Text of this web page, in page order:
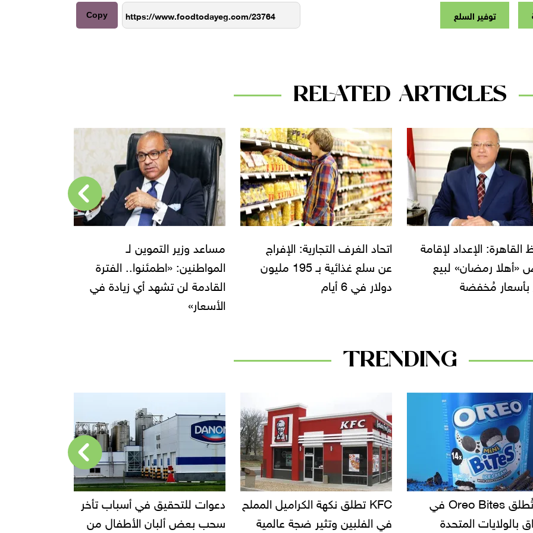
توفير السلع Copy
RELATED ARTICLES
الغرف التجارية: الإفراج
عن سلع غذائية بـ 195 مليون
6 أيام
مساعد وزير التموين لـ
المواطنين: «اطمئنوا.. الفترة
القادمة لن تشهد أي زيادة في
الغرف التجارية تزف بُشرى
سارة للمواطنين بشأن أسعار
السلع
TRENDING
KFC تطلق نكهة الكراميل المملح
وتثير ضجة عالمية
دعوات للتحقيق في أسباب تأخر
سحب بعض ألبان الأطفال من
إحالة مالك محل إيتوال للمحاكمة
الجنائية العاجلة